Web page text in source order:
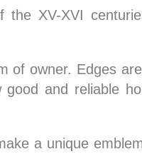
XV-XVI
of owner. Edges
and reliable
a unique